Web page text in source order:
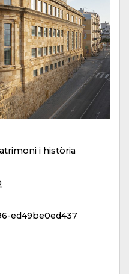
i història
ed49be0ed437